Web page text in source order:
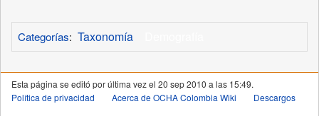
Categorías: Taxonomía
Esta página se editó por última vez el 20 sep 2010 a las 15:49.
Política de privacidad
Acerca de OCHA Colombia Wiki Descargos